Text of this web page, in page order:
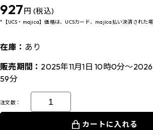
927円 (税込)
*【UCS・majica】価格は、UCSカード、majica払い決済された場
在庫： あり
販売期間： 2025年11月1日 10時0分～2026
59分
注文数：
カートに入れる